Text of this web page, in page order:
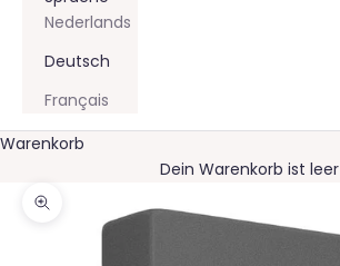
Nederlands
Deutsch
Français
Warenkorb
Dein Warenkorb ist leer
Bild vergrößern